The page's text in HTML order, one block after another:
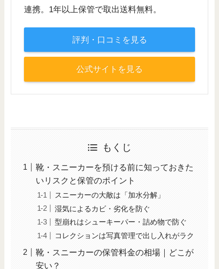
連携。1年以上保管で取出送料無料。
評判・口コミを見る
公式サイトを見る
もくじ
靴・スニーカーを預ける前に知っておきた
いリスクと保管のポイント
スニーカーの大敵は「加水分解」
湿気によるカビ・劣化を防ぐ
型崩れはシューキーパー・詰め物で防ぐ
コレクションは写真管理で出し入れがラク
靴・スニーカーの保管料金の相場｜どこが
安い？